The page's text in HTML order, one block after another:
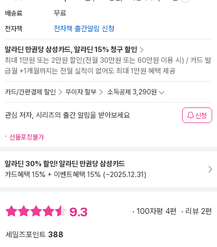
배송료 무료
전자책 전자책 출간알림 신청
알라딘 만권당 삼성카드, 알라딘 15% 청구 할인
최대 1만원 또는 2만원 할인(전월 30만원 또는 60만원 이용 시) / 카드 발
급월 +1개월까지는 전월 실적이 없어도 최대 1만원 혜택 제공
카드/간편결제 할인 무이자 할부 소득공제 3,290원
관심 저자, 시리즈의 출간 알림을 받아보세요 신청
선물포장불가
알라딘 30% 할인! 알라딘 만권당 삼성카드
카드혜택 15% + 이벤트혜택 15% (~2025.12.31)
9.3 100자평 4편 리뷰 2편
세일즈포인트 388